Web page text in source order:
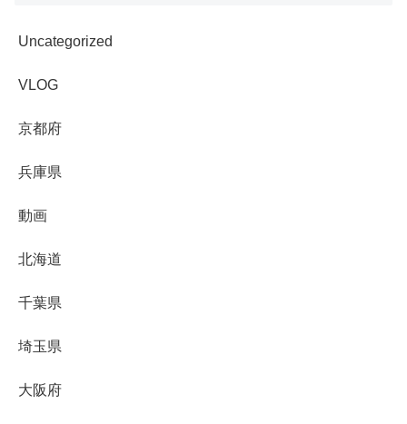
Uncategorized
VLOG
京都府
兵庫県
動画
北海道
千葉県
埼玉県
大阪府